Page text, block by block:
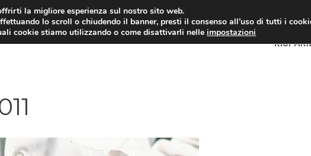
la migliore esperienza sul nostro sito web.
lo scroll o chiudendo il banner, presti il consenso all’uso di tutti i
cookie stiamo utilizzando o come disattivarli nelleimpostazioni